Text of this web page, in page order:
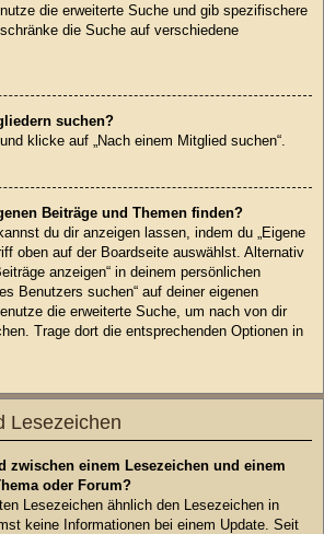
die erweiterte Suche und gib spezifischere
die Suche auf verschiedene
suchen?
klicke auf „Nach einem Mitglied suchen“.
Beiträge und Themen finden?
du dir anzeigen lassen, indem du „Eigene
oben auf der Boardseite auswählst. Alternativ
anzeigen“ in deinem persönlichen
Benutzers suchen“ auf deiner eigenen
die erweiterte Suche, um nach von dir
Trage dort die entsprechenden Optionen in
Lesezeichen
zwischen einem Lesezeichen und einem
oder Forum?
Lesezeichen ähnlich den Lesezeichen in
keine Informationen bei einem Update. Seit